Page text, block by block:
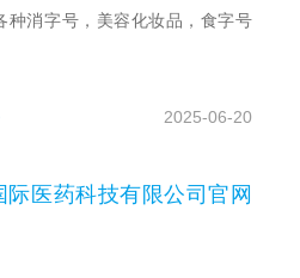
种消字号，美容化妆品，食字号
2025-06-20
际医药科技有限公司官网